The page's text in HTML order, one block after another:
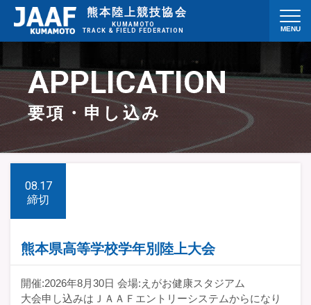
熊本陸上競技協会
KUMAMOTO
TRACK & FIELD FEDERATION
お知らせ
競技会結果 スタートリスト
要項・申し込み 県記録
APPLICATION
要項・申し込み
08.17
締切
熊本県高等学校学年別陸上大会
開催:2026年8月30日 会場:えがお健康スタジアム
大会申し込みはＪＡＡＦエントリーシステムからになり
MENU